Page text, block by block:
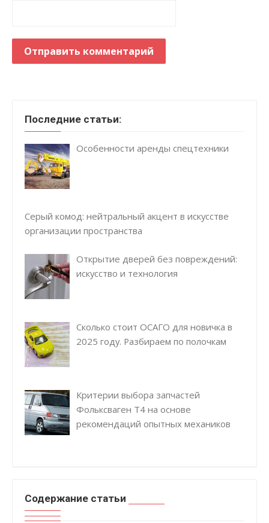
Последние статьи:
Особенности аренды спецтехники
Серый комод: нейтральный акцент в искусстве
организации пространства
Открытие дверей без повреждений:
искусство и технология
Сколько стоит ОСАГО для новичка в
2025 году. Разбираем по полочкам
Критерии выбора запчастей
Фольксваген Т4 на основе
рекомендаций опытных механиков
Содержание статьи